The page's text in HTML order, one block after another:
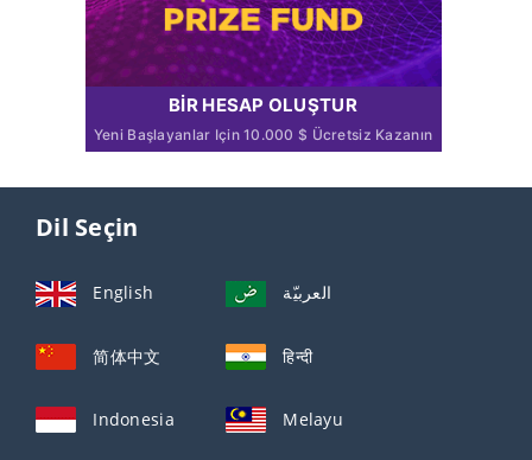
BIR HESAP OLUŞTUR
Yeni Başlayanlar Için 10.000 $ Ücretsiz Kazanın
Dil Seçin
English العربيّة
简体中文 हिन्दी
Indonesia Melayu